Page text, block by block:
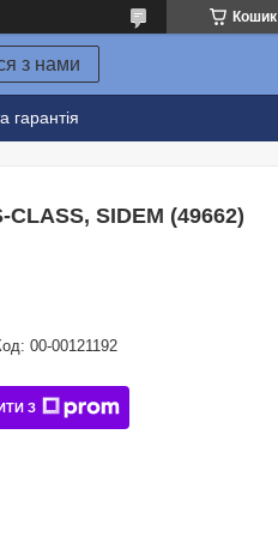
Кошик
з нами
гарантія
CLASS, SIDEM (49662)
00-00121192
З